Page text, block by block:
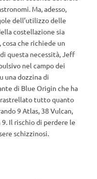
Ma, adesso,
dell’utilizzo delle
costellazione sia
che richiede un
questa necessità, Jeff
nel campo dei
una dozzina di
di Blue Origin che ha
rastrellato tutto quanto
9 Atlas, 38 Vulcan,
Il rischio di perdere le
schizzinosi.